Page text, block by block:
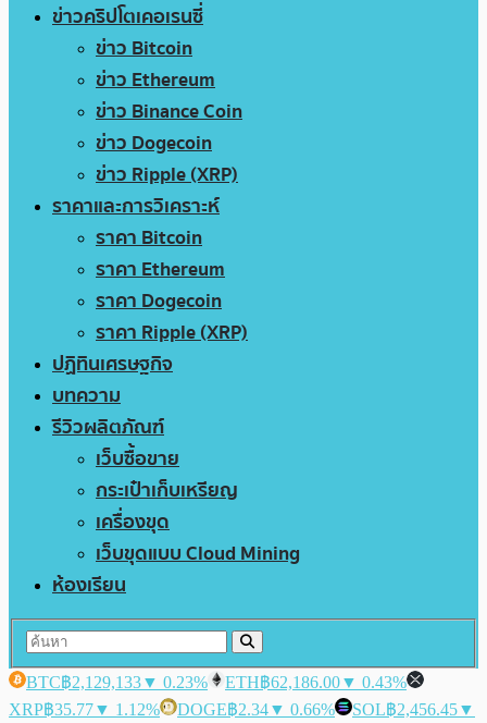
ข่าวคริปโตเคอเรนซี่
ข่าว Bitcoin
ข่าว Ethereum
ข่าว Binance Coin
ข่าว Dogecoin
ข่าว Ripple (XRP)
ราคาและการวิเคราะห์
ราคา Bitcoin
ราคา Ethereum
ราคา Dogecoin
ราคา Ripple (XRP)
ปฏิทินเศรษฐกิจ
บทความ
รีวิวผลิตภัณฑ์
เว็บซื้อขาย
กระเป๋าเก็บเหรียญ
เครื่องขุด
เว็บขุดแบบ Cloud Mining
ห้องเรียน
BTC฿2,129,133▼ 0.23% ETH฿62,186.00▼ 0.43%
XRP฿35.77▼ 1.12% DOGE฿2.34▼ 0.66% SOL฿2,456.45▼